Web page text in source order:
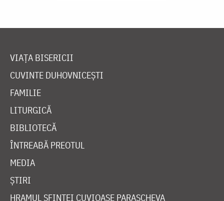
VIAȚA BISERICII
CUVINTE DUHOVNICEȘTI
FAMILIE
LITURGICĂ
BIBLIOTECĂ
ÎNTREABĂ PREOTUL
MEDIA
ȘTIRI
HRAMUL SFINTEI CUVIOASE PARASCHEVA